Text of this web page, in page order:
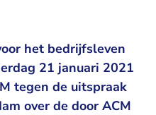
het bedrijfsleven
21 januari 2021
tegen de uitspraak
over de door ACM